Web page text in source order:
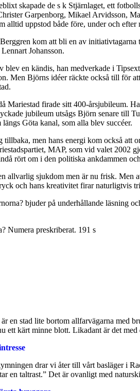
skapade de s k Stjärnlaget, ett
Garpenborg, Mikael Arvidsson,
alltid uppstod både före, under och efter
kom att bli en av
Johansson.
blev en kändis, han medverkade i
Men Björns idéer räckte också till för
Mariestad firade sitt 400-årsjubileum.
jubileum utsågs Björn senare till
Göta kanal, som alla blev succéer.
men hans energi kom också att
MAP, som vid valet 2002
rört om i den politiska ankdammen
allvarlig sjukdom men är nu frisk.
och hans kreativitet firar naturligtvis
bjuder på underhållande läsning
Numera preskriberat. 191 s
stad lite bortom allfarvägarna med
ett kärt minne blott. Likadant är det
drar vi åter till vårt basläger i
en taltrast.” Det är ovanligt med